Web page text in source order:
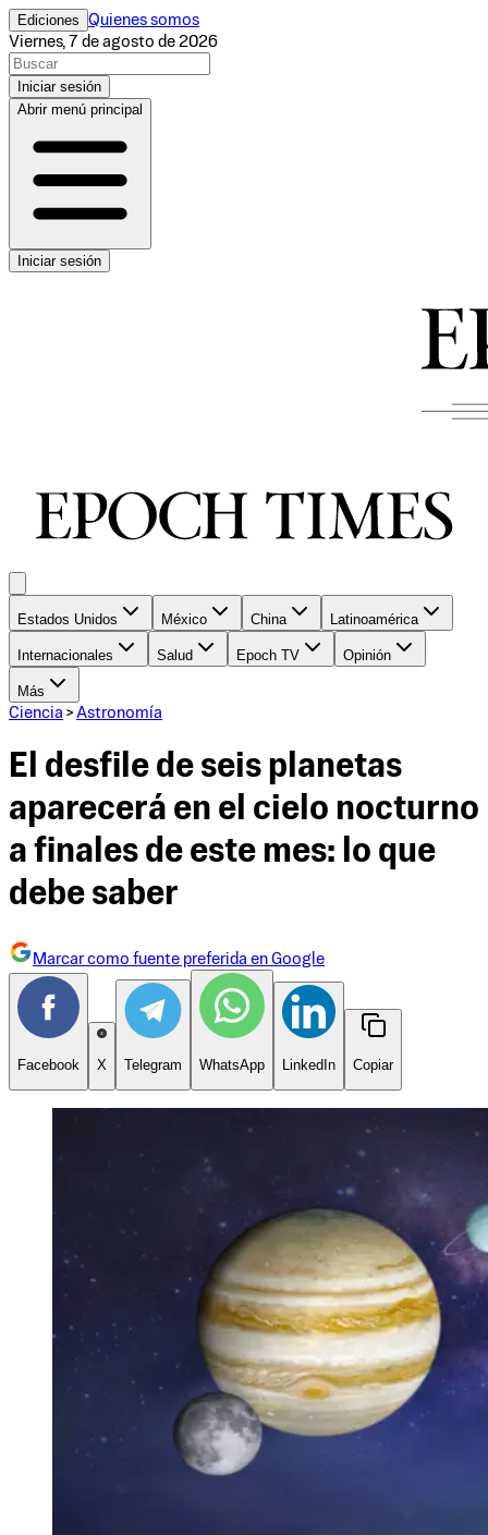
Ediciones Quienes somos
Viernes, 7 de agosto de 2026
Iniciar sesión
Abrir menú principal
Iniciar sesión
Estados Unidos México China Latinoamérica
Internacionales Salud Epoch TV Opinión
Más
Ciencia > Astronomía
El desfile de seis planetas
aparecerá en el cielo nocturno
a finales de este mes: lo que
debe saber
Marcar como fuente preferida en Google
Facebook X Telegram WhatsApp LinkedIn Copiar